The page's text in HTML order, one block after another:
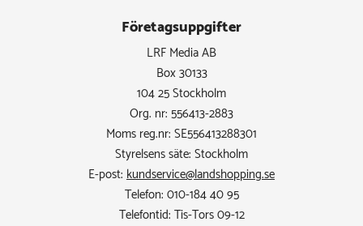
Företagsuppgifter
LRF Media AB
Box 30133
104 25 Stockholm
Org. nr: 556413-2883
Moms reg.nr: SE556413288301
Styrelsens säte: Stockholm
E-post: kundservice@landshopping.se
Telefon: 010-184 40 95
Telefontid: Tis-Tors 09-12